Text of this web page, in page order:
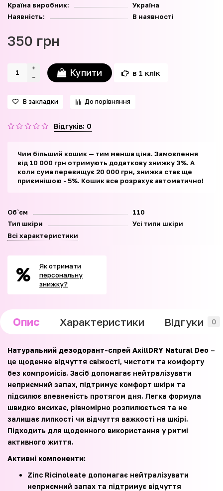
Країна виробник:
Україна
Наявність:
В наявності
350 грн
Купити в 1 клік
В закладки До порівняння
Відгуків: 0
Чим більший кошик — тим менша ціна. Замовлення
від 10 000 грн отримують додаткову знижку 3%. А
коли сума перевищує 20 000 грн, знижка стає ще
приємнішою - 5%. Кошик все розрахує автоматично!
Об`єм
110
Тип шкіри
Усі типи шкіри
Всі характеристики
Як отримати
персональну
знижку?
Опис Характеристики Відгуки 0
Натуральний дезодорант-спрей AxillDRY Natural Deo –
це щоденне відчуття свіжості, чистоти та комфорту
без компромісів. Засіб допомагає нейтралізувати
неприємний запах, підтримує комфорт шкіри та
підсилює впевненість протягом дня. Легка формула
швидко висихає, рівномірно розпилюється та не
залишає липкості чи відчуття важкості на шкірі.
Підходить для щоденного використання у ритмі
активного життя.
Активні компоненти:
Zinc Ricinoleate допомагає нейтралізувати
неприємний запах та підтримує відчуття